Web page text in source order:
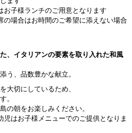
お子様ランチのご用意となります
の場合はお時間のご希望に添えない場合
、イタリアンの要素を取り入れた和風
う、品数豊かな献立。
大切にしているため、
。
の朝をお楽しみください。
はお子様メニューでのご提供となりま